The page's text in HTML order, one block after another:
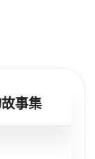
事集